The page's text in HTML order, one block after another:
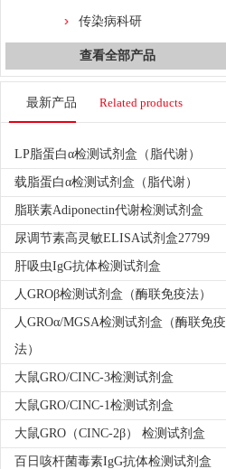
传染病科研
查看全部产品
最新产品 Related products
LP脂蛋白α检测试剂盒（脂代谢）
载脂蛋白α检测试剂盒（脂代谢）
脂联素Adiponectin代谢检测试剂盒
尿调节素高灵敏ELISA试剂盒27799
肝吸虫IgG抗体检测试剂盒
人GROβ检测试剂盒（酶联免疫法）
人GROα/MGSA检测试剂盒（酶联免疫
法）
大鼠GRO/CINC-3检测试剂盒
大鼠GRO/CINC-1检测试剂盒
大鼠GRO（CINC-2β） 检测试剂盒
百日咳杆菌毒素IgG抗体检测试剂盒